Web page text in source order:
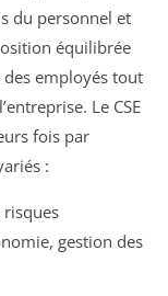
du personnel et
équilibrée
employés tout
Le CSE
fois par
:
risques
gestion des